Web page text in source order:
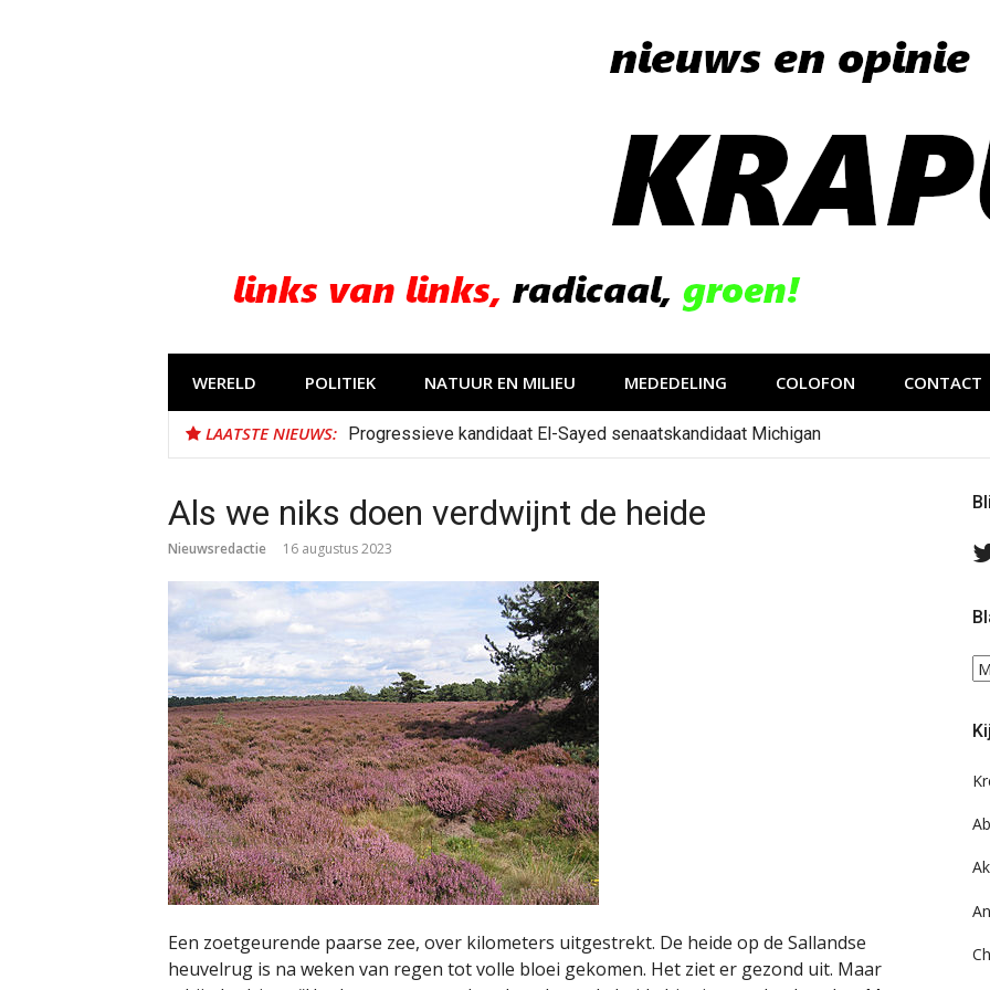
WERELD POLITIEK NATUUR EN MILIEU MEDEDELING COLOFON CONTACT
LAATSTE NIEUWS: Progressieve kandidaat El-Sayed senaatskandidaat Michigan
Als we niks doen verdwijnt de heide
Nieuwsredactie 16 augustus 2023
Een zoetgeurende paarse zee, over kilometers uitgestrekt. De heide op de Sallandse
heuvelrug is na weken van regen tot volle bloei gekomen. Het ziet er gezond uit. Maar